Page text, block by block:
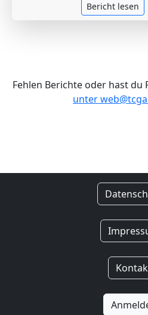
Bericht lesen
Fehlen Berichte oder hast du
unter